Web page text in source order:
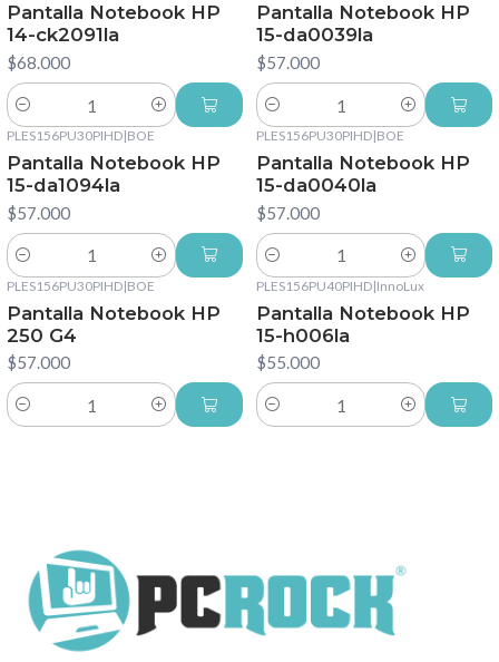
Pantalla Notebook HP
14-ck2091la
$68.000
Cantidad
Pantalla Notebook HP
15-da0039la
$57.000
Cantidad
PLES156PU30PIHD|BOE
Pantalla Notebook HP
15-da1094la
$57.000
Cantidad
PLES156PU30PIHD|BOE
Pantalla Notebook HP
15-da0040la
$57.000
Cantidad
PLES156PU30PIHD|BOE
Pantalla Notebook HP
250 G4
$57.000
Cantidad
PLES156PU40PIHD|InnoLux
Pantalla Notebook HP
15-h006la
$55.000
Cantidad